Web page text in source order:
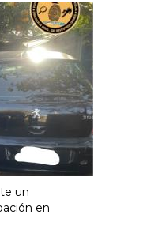
un
en